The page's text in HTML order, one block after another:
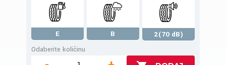
E B
2(70 dB)
Odaberite količinu